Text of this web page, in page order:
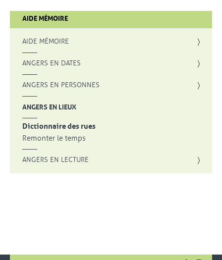
AIDE MÉMOIRE
AIDE MÉMOIRE
ANGERS EN DATES
ANGERS EN PERSONNES
ANGERS EN LIEUX
Dictionnaire des rues
Remonter le temps
ANGERS EN LECTURE